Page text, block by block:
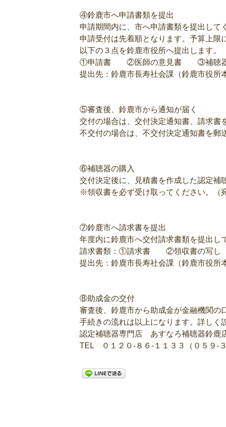
④鈴鹿市へ申請書類を提出
申請期間内に、市へ申請書類を提出して
申請受付は先着順となります。予算上限
以下の３点を鈴鹿市役所へ提出します。
①申請書 ②医師の意見書 ③補聴器
提出先：鈴鹿市長寿社会課（鈴鹿市役所
⑤審査後、鈴鹿市から通知が届く
交付の場合は、交付決定通知書、請求書
不交付の場合は、不交付決定通知書を郵
⑥補聴器の購入
交付決定後に、見積書を作成した認定補
※領収書を必ず受け取ってください。（
⑦鈴鹿市へ請求書を提出
年度内に鈴鹿市へ交付請求書類を提出し
請求書類：①請求書 ②領収書の写し
提出先：鈴鹿市長寿社会課（鈴鹿市役所
⑧助成金の交付
審査後、鈴鹿市から助成金が金融機関の
手続きの流れは以上になります。詳しく
認定補聴器専門店 あすなろ補聴器鈴鹿
TEL ０１２０‐８６‐１１３３（０５９‐３